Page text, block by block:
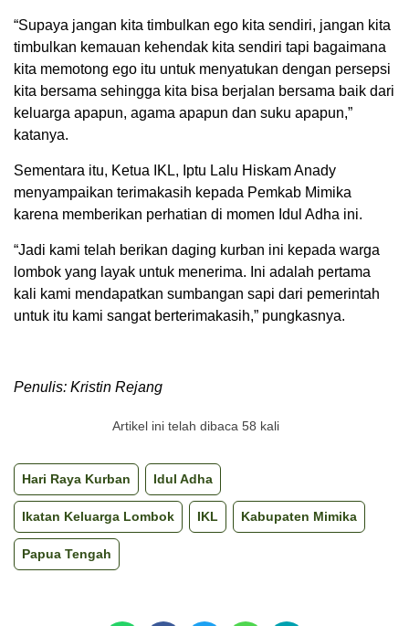
“Supaya jangan kita timbulkan ego kita sendiri, jangan kita
timbulkan kemauan kehendak kita sendiri tapi bagaimana
kita memotong ego itu untuk menyatukan dengan persepsi
kita bersama sehingga kita bisa berjalan bersama baik dari
keluarga apapun, agama apapun dan suku apapun,”
katanya.
Sementara itu, Ketua IKL, Iptu Lalu Hiskam Anady
menyampaikan terimakasih kepada Pemkab Mimika
karena memberikan perhatian di momen Idul Adha ini.
“Jadi kami telah berikan daging kurban ini kepada warga
lombok yang layak untuk menerima. Ini adalah pertama
kali kami mendapatkan sumbangan sapi dari pemerintah
untuk itu kami sangat berterimakasih,” pungkasnya.
Penulis: Kristin Rejang
Artikel ini telah dibaca 58 kali
Hari Raya Kurban Idul Adha
Ikatan Keluarga Lombok IKL Kabupaten Mimika
Papua Tengah